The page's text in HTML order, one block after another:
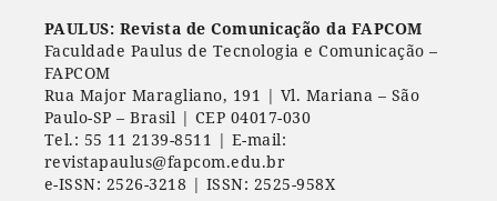
PAULUS: Revista de Comunicação da FAPCOM
Faculdade Paulus de Tecnologia e Comunicação –
FAPCOM
Rua Major Maragliano, 191 | Vl. Mariana – São
Paulo-SP – Brasil | CEP 04017-030
Tel.: 55 11 2139-8511 | E-mail:
revistapaulus@fapcom.edu.br
e-ISSN: 2526-3218 | ISSN: 2525-958X